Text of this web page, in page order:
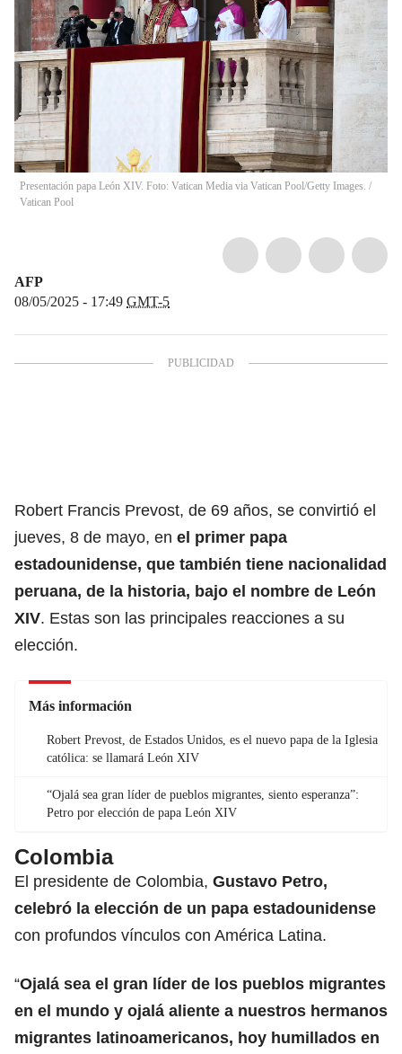
Presentación papa León XIV. Foto: Vatican Media via Vatican Pool/Getty Images. /
Vatican Pool
AFP
08/05/2025 - 17:49 GMT-5
Robert Francis Prevost, de 69 años, se convirtió el
jueves, 8 de mayo, en el primer papa
estadounidense, que también tiene nacionalidad
peruana, de la historia, bajo el nombre de León
XIV. Estas son las principales reacciones a su
elección.
Más información
Robert Prevost, de Estados Unidos, es el nuevo papa de la Iglesia
católica: se llamará León XIV
“Ojalá sea gran líder de pueblos migrantes, siento esperanza”:
Petro por elección de papa León XIV
Colombia
El presidente de Colombia, Gustavo Petro,
celebró la elección de un papa estadounidense
con profundos vínculos con América Latina.
“Ojalá sea el gran líder de los pueblos migrantes
en el mundo y ojalá aliente a nuestros hermanos
migrantes latinoamericanos, hoy humillados en